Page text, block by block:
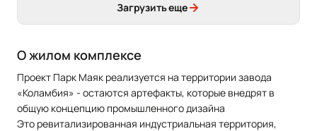
О жилом комплексе
Проект Парк Маяк реализуется на территории завода
«Коламбия» - остаются артефакты, которые внедрят в
общую концепцию промышленного дизайна
Это ревитализированная индустриальная территория,
Загрузить еще